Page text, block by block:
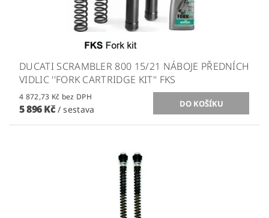
DUCATI SCRAMBLER 800 15/21 NÁBOJE PŘEDNÍCH
VIDLIC ''FORK CARTRIDGE KIT'' FKS
4 872,73 Kč bez DPH
5 896 Kč / sestava